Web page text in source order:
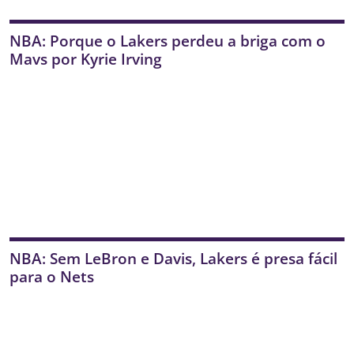
NBA: Porque o Lakers perdeu a briga com o
Mavs por Kyrie Irving
NBA: Sem LeBron e Davis, Lakers é presa fácil
para o Nets